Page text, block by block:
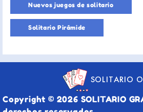
Nuevos juegos de solitario
Solitario Pirámide
SOLITARIO
Copyright © 2026 SOLITARIO